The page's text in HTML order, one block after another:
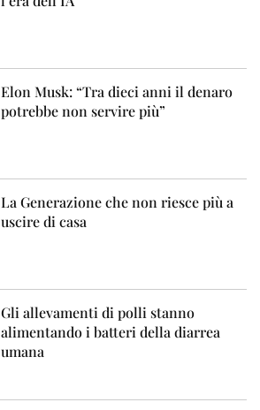
Elon Musk: “Tra dieci anni il denaro
potrebbe non servire più”
La Generazione che non riesce più a
uscire di casa
Gli allevamenti di polli stanno
alimentando i batteri della diarrea
umana